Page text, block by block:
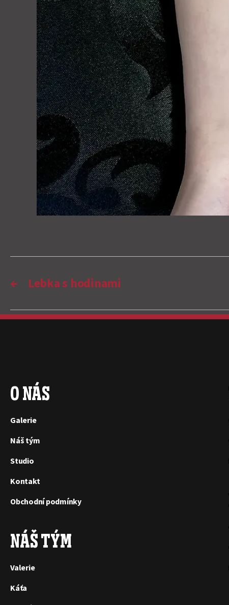
← Lebka s hodinami
O NÁS
Galerie
Náš tým
Studio
Kontakt
Obchodní podmínky
NÁŠ TÝM
Valerie
Káťa